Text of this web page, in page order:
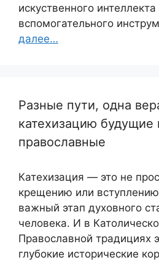
искуственного интеллекта
вспомогательного
далее…
Разные пути, одна
катехизацию будущие
православные
Катехизация — это не
крещению или
важный этап духовного
человека. И в
Православной традициях
глубокие исторические